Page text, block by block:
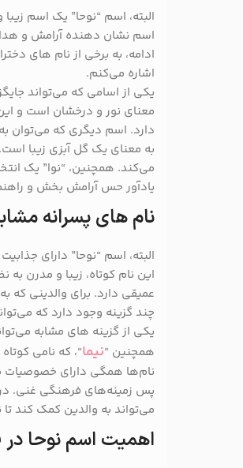
البته، اسم “نوحا” یک اسم
اسم نشان دهنده آرامش و
ادامه، به برخی از نام‌ های
اشاره می‌کنم.
یکی از اسامی که می‌تواند
معنای نور و درخشان است و
دارد. اسم دیگری که می‌توان
به معنای یک گل آبزی زیبا
می‌کند. همچنین، “نوا” یک
یادآور حس آرامش ‌بخش و
نام های پسرانه
البته، اسم “نوحا” دارای
این نام کوتاه، زیبا و مدرن
عمیقی دارد. برای والدینی که
چند گزینه وجود دارد که
یکی از گزینه‌ های مشابه
همچنین “نیما“، که نامی
نام‌ها همگی دارای خصوصیات
پس ‌زمینه‌های فرهنگی غنی. در
می‌تواند به والدین کمک کند
اهمیت اسم نوحا در